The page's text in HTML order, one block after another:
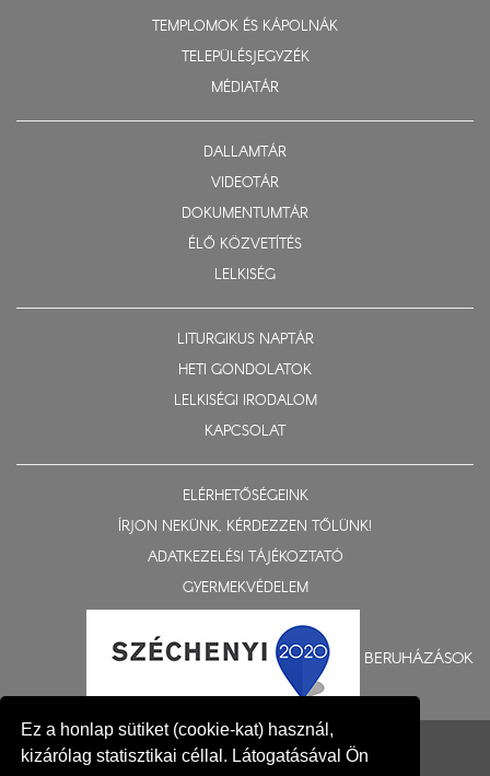
Ez a honlap sütiket (cookie-kat) használ,
kizárólag statisztikai céllal. Látogatásával Ön
TEMPLOMOK ÉS KÁPOLNÁK
TELEPÜLÉSJEGYZÉK
MÉDIATÁR
DALLAMTÁR
VIDEOTÁR
DOKUMENTUMTÁR
ÉLŐ KÖZVETÍTÉS
LELKISÉG
LITURGIKUS NAPTÁR
HETI GONDOLATOK
LELKISÉGI IRODALOM
KAPCSOLAT
ELÉRHETŐSÉGEINK
ÍRJON NEKÜNK, KÉRDEZZEN TŐLÜNK!
ADATKEZELÉSI TÁJÉKOZTATÓ
GYERMEKVÉDELEM
BERUHÁZÁSOK
© 2015-2026 Nyíregyházi Egyházmegye